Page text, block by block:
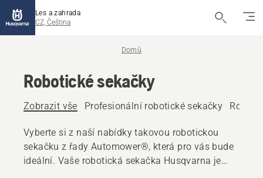
Les a zahrada
CZ, Čeština
Domů
Robotické sekačky
Zobrazit vše Profesionální robotické sekačky
Vyberte si z naší nabídky takovou robotickou
sekačku z řady Automower®, která pro vás bude
ideální. Vaše robotická sekačka Husqvarna je